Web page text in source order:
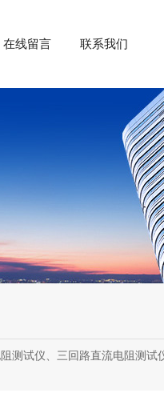
在线留言 联系我们
路直流电阻测试仪、变压器三回路直流电阻测试仪、手持式